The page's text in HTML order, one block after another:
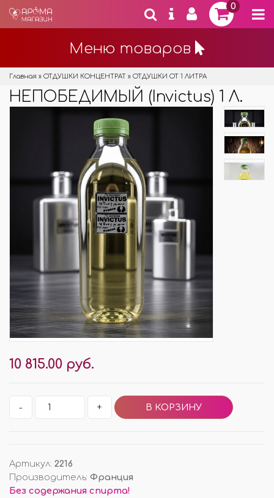
0
Меню товаров
Главная » ОТДУШКИ КОНЦЕНТРАТ » ОТДУШКИ ОТ 1 ЛИТРА
НЕПОБЕДИМЫЙ (Inviсtus) 1 Л.
10 815.00 руб.
- +
Артикул: 2216
Производитель: Франция
Без содержания спирта!